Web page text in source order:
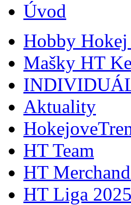
Úvod
Hobby
Mašky HT
Aktuality
HT Team
HT
HT Liga 2025